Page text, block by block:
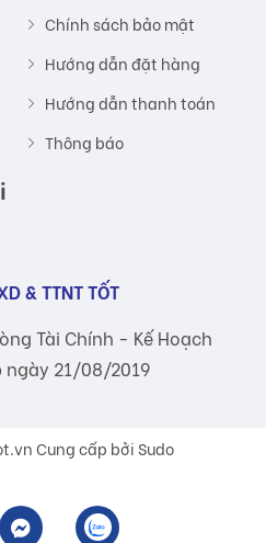
Chính sách bảo mật
Hướng dẫn đặt hàng
Hướng dẫn thanh toán
Thông báo
& TTNT TỐT
Tài Chính - Kế Hoạch
ngày 21/08/2019
Cung cấp bởi Sudo